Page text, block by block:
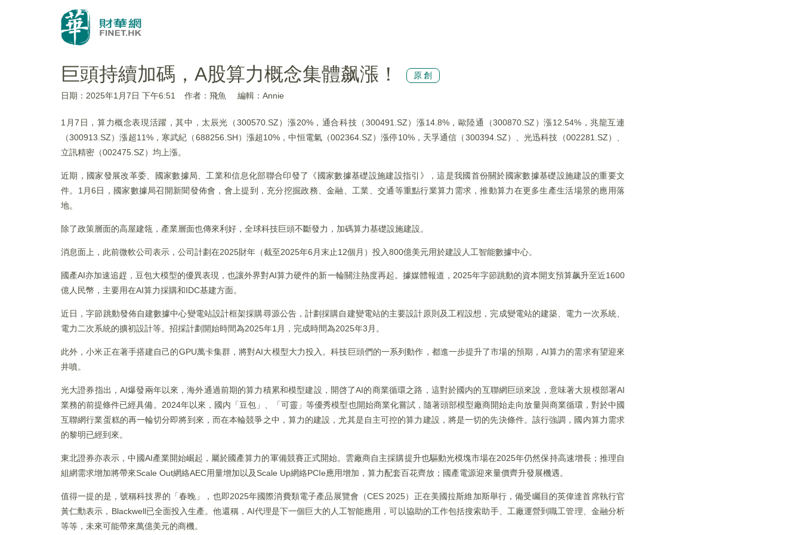
巨頭持續加碼，A股算力概念集體飙漲！ 原創
日期：2025年1月7日 下午6:51 作者：飛魚 編輯：Annie
1月7日，算力概念表現活躍，其中，太辰光（300570.SZ）漲20%，通合科技（300491.SZ）漲14.8%，歐陸通（300870.SZ）漲12.54%，兆龍互連
（300913.SZ）漲超11%，寒武紀（688256.SH）漲超10%，中恒電氣（002364.SZ）漲停10%，天孚通信（300394.SZ）、光迅科技（002281.SZ）、
立訊精密（002475.SZ）均上漲。
近期，國家發展改革委、國家數據局、工業和信息化部聯合印發了《國家數據基礎設施建設指引》，這是我國首份關於國家數據基礎設施建設的重要文
件。1月6日，國家數據局召開新聞發佈會，會上提到，充分挖掘政務、金融、工業、交通等重點行業算力需求，推動算力在更多生產生活場景的應用落
地。
除了政策層面的高屋建瓴，產業層面也傳來利好，全球科技巨頭不斷發力，加碼算力基礎設施建設。
消息面上，此前微軟公司表示，公司計劃在2025財年（截至2025年6月末止12個月）投入800億美元用於建設人工智能數據中心。
國產AI亦加速追趕，豆包大模型的優異表現，也讓外界對AI算力硬件的新一輪關注熱度再起。據媒體報道，2025年字節跳動的資本開支預算飙升至近1600
億人民幣，主要用在AI算力採購和IDC基建方面。
近日，字節跳動發佈自建數據中心變電站設計框架採購尋源公告，計劃採購自建變電站的主要設計原則及工程設想，完成變電站的建築、電力一次系統、
電力二次系統的擴初設計等。招採計劃開始時間為2025年1月，完成時間為2025年3月。
此外，小米正在著手搭建自己的GPU萬卡集群，將對AI大模型大力投入。科技巨頭們的一系列動作，都進一步提升了市場的預期，AI算力的需求有望迎來
井噴。
光大證券指出，AI爆發兩年以來，海外通過前期的算力積累和模型建設，開啓了AI的商業循環之路，這對於國内的互聯網巨頭來說，意味著大規模部署AI
業務的前提條件已經具備。2024年以來，國内「豆包」、「可靈」等優秀模型也開始商業化嘗試，隨著頭部模型廠商開始走向放量與商業循環，對於中國
互聯網行業蛋糕的再一輪切分即將到來，而在本輪競爭之中，算力的建設，尤其是自主可控的算力建設，將是一切的先決條件。該行強調，國内算力需求
的黎明已經到來。
東北證券亦表示，中國AI產業開始崛起，屬於國產算力的軍備競賽正式開始。雲廠商自主採購提升也驅動光模塊市場在2025年仍然保持高速增長；推理自
組網需求增加將帶來Scale Out網絡AEC用量增加以及Scale Up網絡PCIe應用增加，算力配套百花齊放；國產電源迎來量價齊升發展機遇。
值得一提的是，號稱科技界的「春晚」，也即2025年國際消費類電子產品展覽會（CES 2025）正在美國拉斯維加斯舉行，備受矚目的英偉達首席執行官
黃仁勳表示，Blackwell已全面投入生產。他還稱，AI代理是下一個巨大的人工智能應用，可以協助的工作包括搜索助手、工廠運營到職工管理、金融分析
等等，未來可能帶來萬億美元的商機。